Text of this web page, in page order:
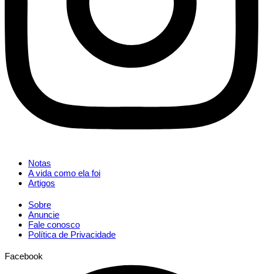
Notas
A vida como ela foi
Artigos
Sobre
Anuncie
Fale conosco
Política de Privacidade
Facebook